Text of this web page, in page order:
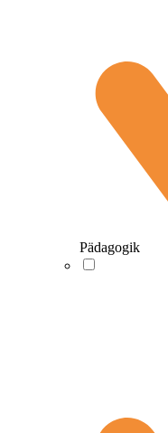
Pädagogik